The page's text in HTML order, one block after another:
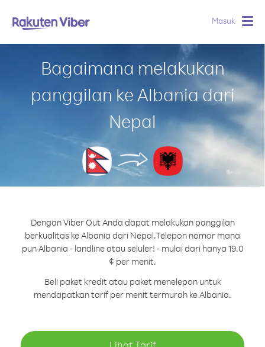
Masuk
Bagaimana melakukan
panggilan ke Albania dari
Nepal
Dengan Viber Out Anda dapat melakukan panggilan
berkualitas ke Albania dari Nepal.Telepon nomor mana
pun Albania - landline atau seluler! - mulai dari hanya 19.0
¢ per menit.
Beli paket kredit atau paket menelepon untuk
mendapatkan tarif per menit termurah ke Albania.